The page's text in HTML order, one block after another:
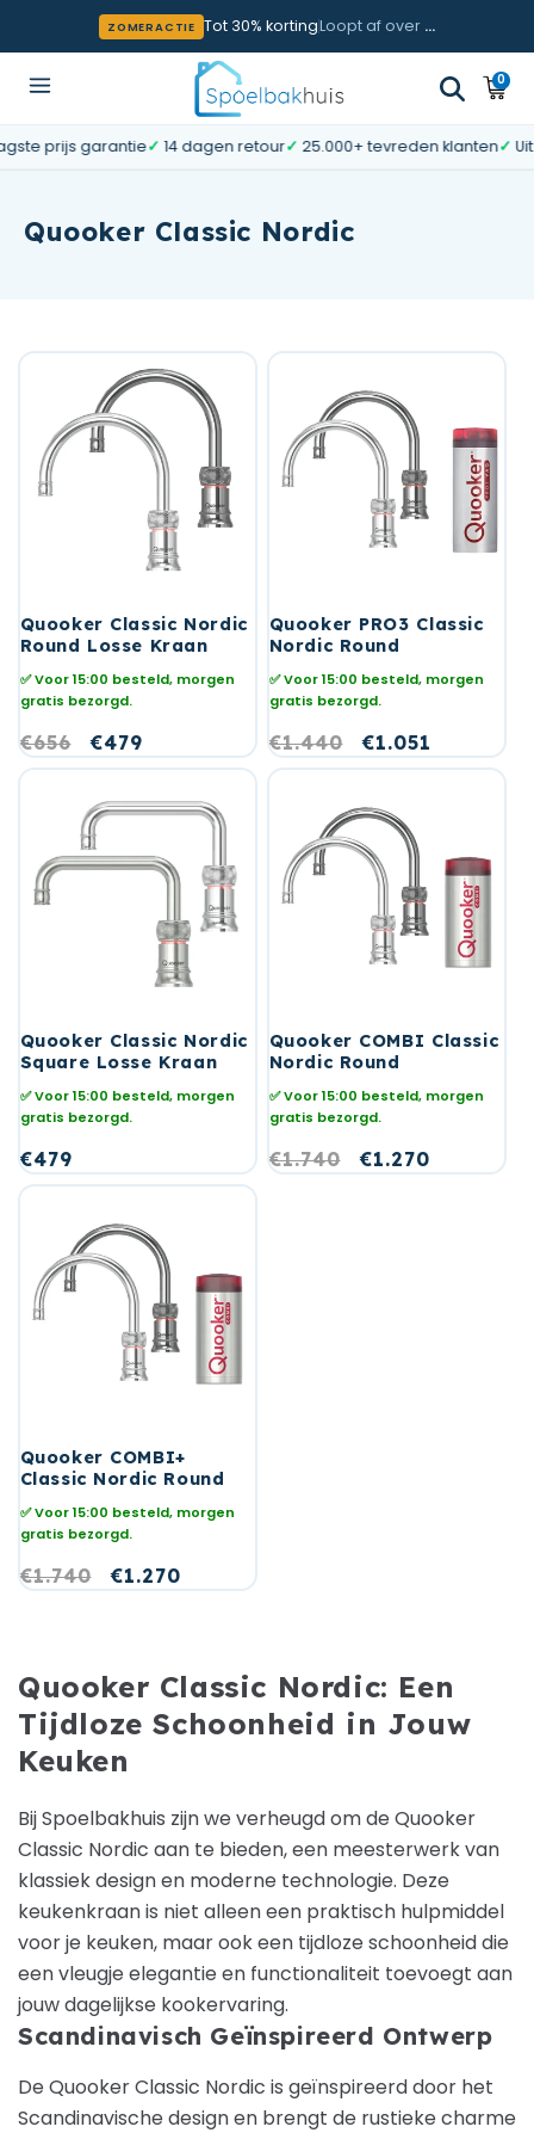
Meteen naar de content
ZOMERACTIE Tot 30% kortingLoopt af over …
00
prijs garantie✓14 dagen retour✓25.000+ tevreden klanten✓Uit
Quooker Classic Nordic
Quooker Classic Nordic
Round Losse Kraan
✅ Voor 15:00 besteld, morgen
gratis bezorgd.
Normale
prijs
€656 Aanbiedingsprijs
€479
Quooker PRO3 Classic
Nordic Round
✅ Voor 15:00 besteld, morgen
gratis bezorgd.
Normale
prijs
€1.440 €1.051
Quooker Classic Nordic
Square Losse Kraan
✅ Voor 15:00 besteld, morgen
gratis bezorgd.
Normale
prijs
€479
Quooker COMBI Classic
Nordic Round
✅ Voor 15:00 besteld, morgen
gratis bezorgd.
Normale
€1.740 €1.270
Quooker COMBI+
Classic Nordic Round
✅ Voor 15:00 besteld, morgen
gratis bezorgd.
Normale
€1.740 Aanbiedingsprijs
€1.270
Quooker Classic Nordic: Een
Tijdloze Schoonheid in Jouw
Keuken
Bij Spoelbakhuis zijn we verheugd om de Quooker
Classic Nordic aan te bieden, een meesterwerk van
klassiek design en moderne technologie. Deze
keukenkraan is niet alleen een praktisch hulpmiddel
voor je keuken, maar ook een tijdloze schoonheid die
een vleugje elegantie en functionaliteit toevoegt aan
jouw dagelijkse kookervaring.
Scandinavisch Geïnspireerd Ontwerp
De Quooker Classic Nordic is geïnspireerd door het
Scandinavische design en brengt de rustieke charme